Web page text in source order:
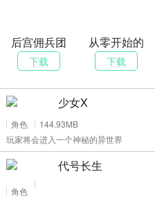
后宫佣兵团
下载
从零开始的
异世界生活-
INFINITY
下载
少女X
角色
144.93MB
玩家将会进入一个神秘的异世界
代号长生
角色